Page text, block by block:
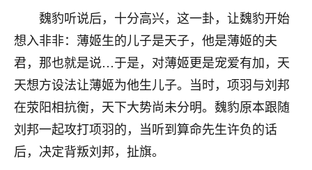
魏豹听说后，十分高兴，这一卦，让魏豹开始
想入非非：薄姬生的儿子是天子，他是薄姬的夫
君，那也就是说…于是，对薄姬更是宠爱有加，天
天想方设法让薄姬为他生儿子。当时，项羽与刘邦
在荥阳相抗衡，天下大势尚未分明。魏豹原本跟随
刘邦一起攻打项羽的，当听到算命先生许负的话
后，决定背叛刘邦，扯旗。
老师做不做超度法事？我想给我奶奶做超度，她今年
刚去世了。
七零老顽童
：我母亲前年离世，刚开始我经常
做梦梦见她，后来也是朋友介绍，找到慧来老
师，安排了超度法事，做梦再也没有梦到过
了，一开始是半信半疑的，图个心安，给亡母
超度，现在看来，人不信也不行。
2天前 来自云南